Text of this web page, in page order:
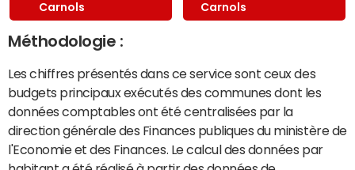
Carnols
Carnols
Méthodologie :
Les chiffres présentés dans ce service sont ceux des
budgets principaux exécutés des communes dont les
données comptables ont été centralisées par la
direction générale des Finances publiques du ministère de
l'Economie et des Finances. Le calcul des données par